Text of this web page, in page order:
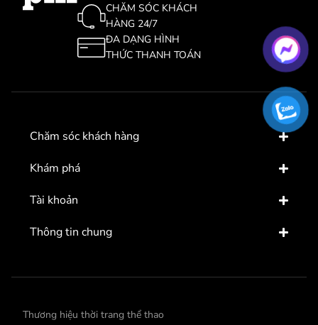
CHĂM SÓC KHÁCH
HÀNG 24/7
ĐA DẠNG HÌNH
THỨC THANH TOÁN
Chăm sóc khách hàng
Khám phá
Tài khoản
Thông tin chung
Thương hiệu thời trang thể thao